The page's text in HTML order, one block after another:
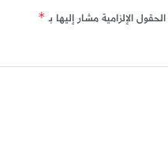
الحقول الإلزامية مشار إليها بـ *